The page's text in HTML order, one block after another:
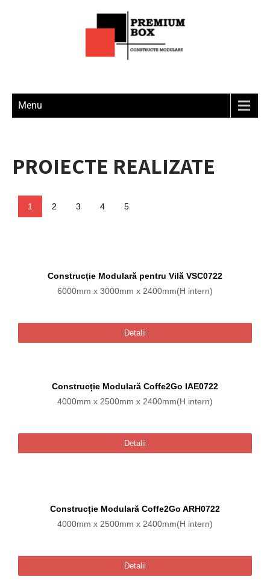
Menu
PROIECTE REALIZATE
1 2 3 4 5
Construcție Modulară pentru Vilă VSC0722
6000mm x 3000mm x 2400mm(H intern)
Detalii
Construcție Modulară Coffe2Go IAE0722
4000mm x 2500mm x 2400mm(H intern)
Detalii
Construcție Modulară Coffe2Go ARH0722
4000mm x 2500mm x 2400mm(H intern)
Detalii